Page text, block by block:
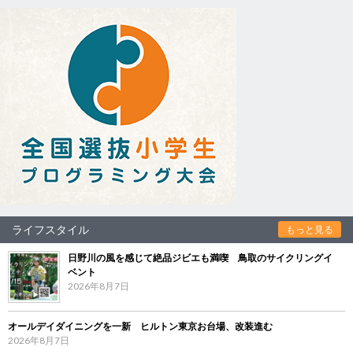
ライフスタイル もっと見る
日野川の風を感じて絶品ジビエも満喫 鳥取のサイクリングイ
ベント
2026年8月7日
オールデイダイニングを一新 ヒルトン東京お台場、改装進む
2026年8月7日